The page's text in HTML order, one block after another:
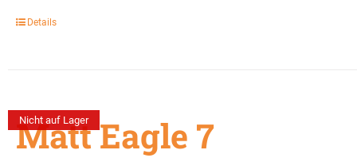
Details
Nicht auf Lager
Matt Eagle 7